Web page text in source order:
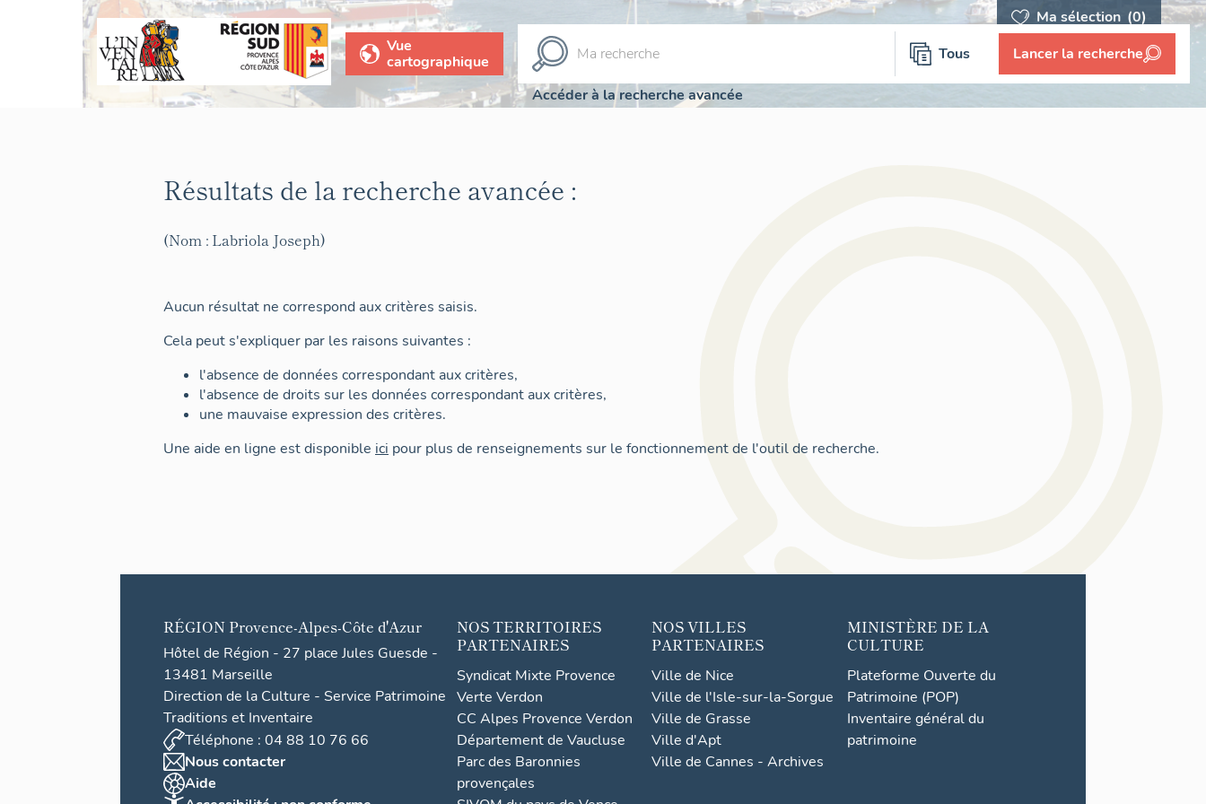
Ma sélection (0)
Vue
cartographique
Tous Lancer la recherche
Accéder à la recherche avancée
Résultats de la recherche avancée :
(Nom : Labriola Joseph)
Aucun résultat ne correspond aux critères saisis.
Cela peut s'expliquer par les raisons suivantes :
l'absence de données correspondant aux critères,
l'absence de droits sur les données correspondant aux critères,
une mauvaise expression des critères.
Une aide en ligne est disponible ici pour plus de renseignements sur le fonctionnement de l'outil de recherche.
RÉGION Provence-Alpes-Côte d'Azur
Hôtel de Région - 27 place Jules Guesde -
13481 Marseille
Direction de la Culture - Service Patrimoine
Traditions et Inventaire
Téléphone : 04 88 10 76 66
Nous contacter
Aide
NOS TERRITOIRES
PARTENAIRES
Syndicat Mixte Provence
Verte Verdon
CC Alpes Provence Verdon
Département de Vaucluse
Parc des Baronnies
provençales
NOS VILLES
PARTENAIRES
Ville de Nice
Ville de l'Isle-sur-la-Sorgue
Ville de Grasse
Ville d'Apt
Ville de Cannes - Archives
MINISTÈRE DE LA
CULTURE
Plateforme Ouverte du
Patrimoine (POP)
Inventaire général du
patrimoine